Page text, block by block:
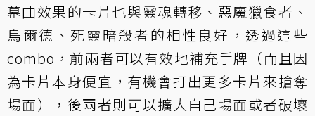
幕曲效果的卡片也與靈魂轉移 、 惡魔獵食者 、
烏爾德 、 死靈暗殺者的相性良好，透過這些
combo，前兩者可以有效地補充手牌（而且因
為卡片本身便宜，有機會打出更多卡片來搶奪
場面），後兩者則可以擴大自己場面或者破壞